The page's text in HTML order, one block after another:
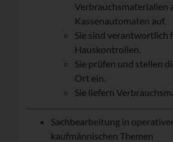
Verbrauchsmaterialien
Kassenautomaten auf.
Sie sind verantwortlich
Hauskontrollen.
Sie prüfen und stellen
Ort ein.
Sie liefern
Sachbearbeitung in
kaufmännischen Themen